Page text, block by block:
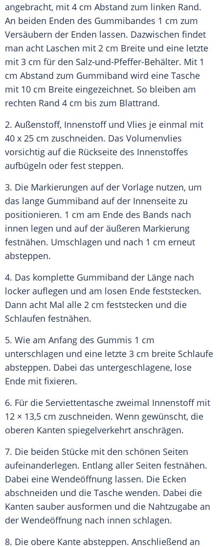
angebracht, mit 4 cm Abstand zum linken Rand.
An beiden Enden des Gummibandes 1 cm zum
Versäubern der Enden lassen. Dazwischen findet
man acht Laschen mit 2 cm Breite und eine letzte
mit 3 cm für den Salz-und-Pfeffer-Behälter. Mit 1
cm Abstand zum Gummiband wird eine Tasche
mit 10 cm Breite eingezeichnet. So bleiben am
rechten Rand 4 cm bis zum Blattrand.
2. Außenstoff, Innenstoff und Vlies je einmal mit
40 x 25 cm zuschneiden. Das Volumenvlies
vorsichtig auf die Rückseite des Innenstoffes
aufbügeln oder fest steppen.
3. Die Markierungen auf der Vorlage nutzen, um
das lange Gummiband auf der Innenseite zu
positionieren. 1 cm am Ende des Bands nach
innen legen und auf der äußeren Markierung
festnähen. Umschlagen und nach 1 cm erneut
absteppen.
4. Das komplette Gummiband der Länge nach
locker auflegen und am losen Ende feststecken.
Dann acht Mal alle 2 cm feststecken und die
Schlaufen festnähen.
5. Wie am Anfang des Gummis 1 cm
unterschlagen und eine letzte 3 cm breite Schlaufe
absteppen. Dabei das untergeschlagene, lose
Ende mit fixieren.
6. Für die Serviettentasche zweimal Innenstoff mit
12 × 13,5 cm zuschneiden. Wenn gewünscht, die
oberen Kanten spiegelverkehrt anschrägen.
7. Die beiden Stücke mit den schönen Seiten
aufeinanderlegen. Entlang aller Seiten festnähen.
Dabei eine Wendeöffnung lassen. Die Ecken
abschneiden und die Tasche wenden. Dabei die
Kanten sauber ausformen und die Nahtzugabe an
der Wendeöffnung nach innen schlagen.
8. Die obere Kante absteppen. Anschließend an